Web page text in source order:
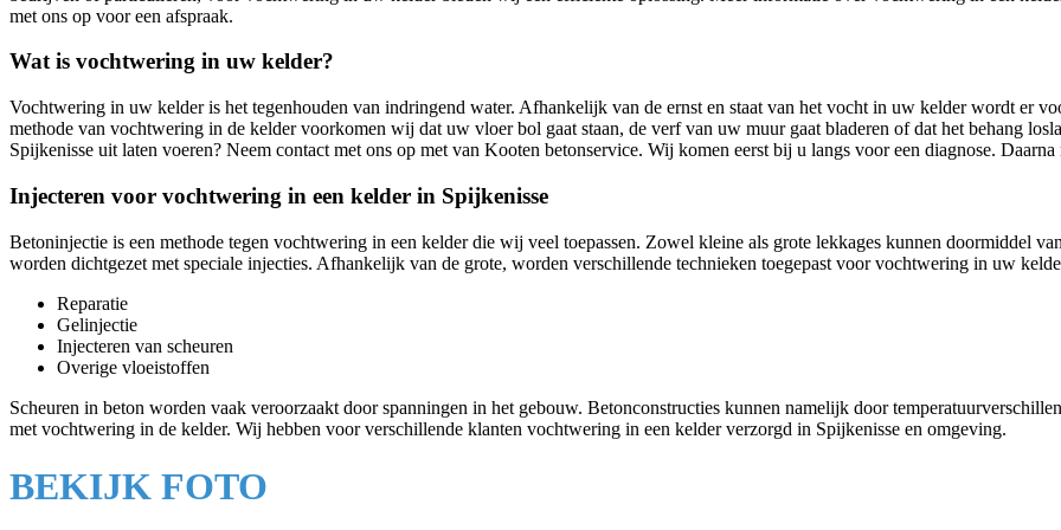
met ons op voor een afspraak.
Wat is vochtwering in uw kelder?
Vochtwering in uw kelder is het tegenhouden van indringend water. Afhankelijk van de ernst en staat van het vocht in uw kelder wordt er
methode van vochtwering in de kelder voorkomen wij dat uw vloer bol gaat staan, de verf van uw muur gaat bladeren of dat het behang
Spijkenisse uit laten voeren? Neem contact met ons op met van Kooten betonservice. Wij komen eerst bij u langs voor een diagnose.
Injecteren voor vochtwering in een kelder in Spijkenisse
Betoninjectie is een methode tegen vochtwering in een kelder die wij veel toepassen. Zowel kleine als grote lekkages kunnen doormiddel
worden dichtgezet met speciale injecties. Afhankelijk van de grote, worden verschillende technieken toegepast voor vochtwering in uw
Reparatie
Gelinjectie
Injecteren van scheuren
Overige vloeistoffen
Scheuren in beton worden vaak veroorzaakt door spanningen in het gebouw. Betonconstructies kunnen namelijk door
met vochtwering in de kelder. Wij hebben voor verschillende klanten vochtwering in een kelder verzorgd in Spijkenisse en omgeving.
BEKIJK FOTO